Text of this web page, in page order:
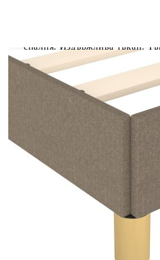
спалня. Издържлива тъкан:
със семпъл и изчистен вид и
издръжлива.Регулируема
табла за легло се регулира на
вашите
Леглото се поддържа от
осигуряват неговата
твърдост.Ламели от
шперплат осигуряват добро
теглото, като гарантират, че
място при всяко завъртане на
време на сън.Отлична опора:
леглото ви осигурява отлична
докато седите в леглото, за
гледате телевизия.
включва само рамка за легло.
включен. Можете да